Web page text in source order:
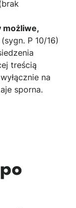
możliwe,
P 10/16)
treścią
na
sporna.